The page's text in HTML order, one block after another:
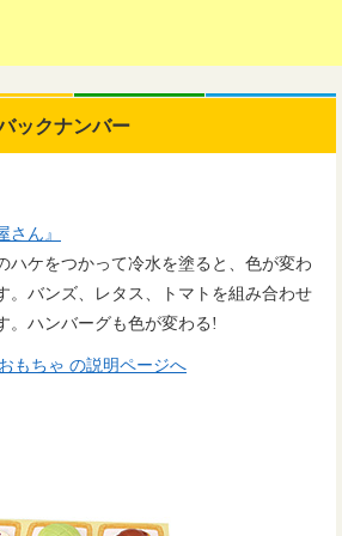
ックナンバー
さん』
ハケをつかって冷水を塗ると、色が変わ
。バンズ、レタス、トマトを組み合わせ
。ハンバーグも色が変わる!
もちゃ の説明ページへ